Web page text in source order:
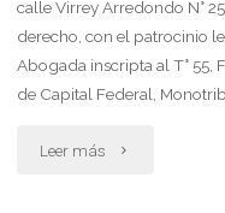
suprimir
calle Virrey Arredondo N°
derecho, con el patrocinio
Abogada inscripta al T° 55,
de Capital Federal,
Leer más "Informacion